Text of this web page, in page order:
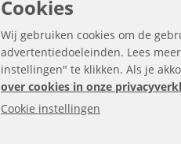
Algemene
Cookies
Wij gebruiken cookies om de
advertentiedoeleinden. Lees
instellingen" te klikken. Als je
over cookies in onze
Cookie instellingen